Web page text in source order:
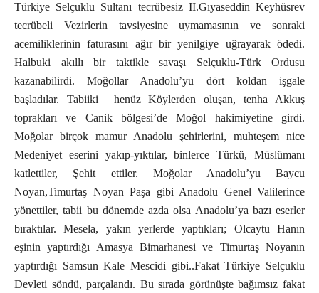
Türkiye Selçuklu Sultanı tecrübesiz II.Gıyaseddin Keyhüsrev
tecrübeli Vezirlerin tavsiyesine uymamasının ve sonraki
acemiliklerinin faturasını ağır bir yenilgiye uğrayarak ödedi.
Halbuki akıllı bir taktikle savaşı Selçuklu-Türk Ordusu
kazanabilirdi. Moğollar Anadolu’yu dört koldan işgale
başladılar. Tabiiki henüz Köylerden oluşan, tenha Akkuş
toprakları ve Canik bölgesi’de Moğol hakimiyetine girdi.
Moğolar birçok mamur Anadolu şehirlerini, muhteşem nice
Medeniyet eserini yakıp-yıktılar, binlerce Türkü, Müslümanı
katlettiler, Şehit ettiler. Moğolar Anadolu’yu Baycu
Noyan,Timurtaş Noyan Paşa gibi Anadolu Genel Valilerince
yönettiler, tabii bu dönemde azda olsa Anadolu’ya bazı eserler
bıraktılar. Mesela, yakın yerlerde yaptıkları; Olcaytu Hanın
eşinin yaptırdığı Amasya Bimarhanesi ve Timurtaş Noyanın
yaptırdığı Samsun Kale Mescidi gibi..Fakat Türkiye Selçuklu
Devleti söndü, parçalandı. Bu sırada görünüşte bağımsız fakat